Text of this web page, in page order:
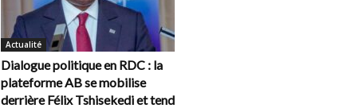
Actualité
Dialogue politique en RDC : la
plateforme AB se mobilise
derrière Félix Tshisekedi et tend